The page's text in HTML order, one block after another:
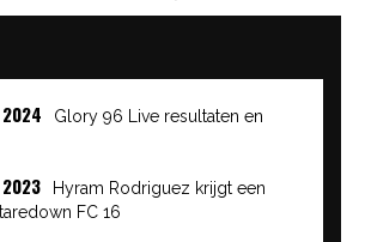
2024
Glory 96 Live resultaten en
2023
Hyram Rodriguez krijgt een
FC 16